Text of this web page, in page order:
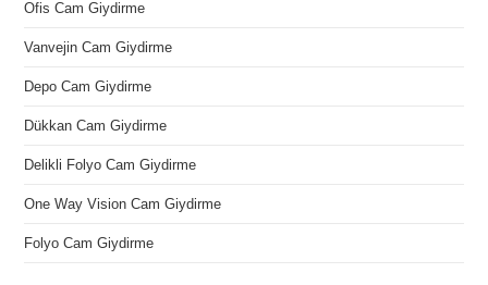
Ofis Cam Giydirme
Vanvejin Cam Giydirme
Depo Cam Giydirme
Dükkan Cam Giydirme
Delikli Folyo Cam Giydirme
One Way Vision Cam Giydirme
Folyo Cam Giydirme